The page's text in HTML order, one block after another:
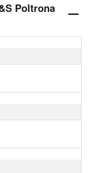
Poltrona